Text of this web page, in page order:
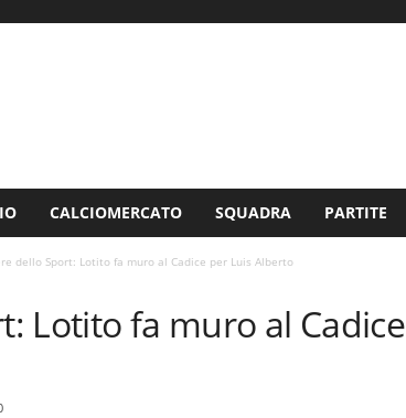
CALCIOMERCATO SQUADRA PARTITE
dello Sport: Lotito fa muro al Cadice per Luis Alberto
Lotito fa muro al Cadice